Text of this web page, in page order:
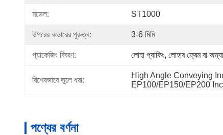
মডেল: ST1000
উপরের কভারের পুরুত্ব: 3-6 মিমি
প্যাকেজিং বিবরণ: লোহা প্যাকিং, লোহার ফ্রেম বা
বিশেষভাবে তুলে ধরা:
High Angle Conveying
EP100/EP150/EP200
পণ্যের বর্ণনা